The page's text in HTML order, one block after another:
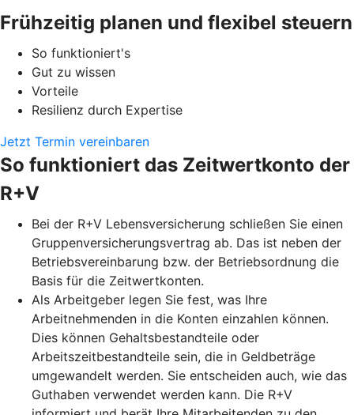
Frühzeitig planen und flexibel steuern
So funktioniert's
Gut zu wissen
Vorteile
Resilienz durch Expertise
Jetzt Termin vereinbaren
So funktioniert das Zeitwertkonto der
R+V
Bei der R+V Lebensversicherung schließen Sie einen
Gruppenversicherungsvertrag ab. Das ist neben der
Betriebsvereinbarung bzw. der Betriebsordnung die
Basis für die Zeitwertkonten.
Als Arbeitgeber legen Sie fest, was Ihre
Arbeitnehmenden in die Konten einzahlen können.
Dies können Gehaltsbestandteile oder
Arbeitszeitbestandteile sein, die in Geldbeträge
umgewandelt werden. Sie entscheiden auch, wie das
Guthaben verwendet werden kann. Die R+V